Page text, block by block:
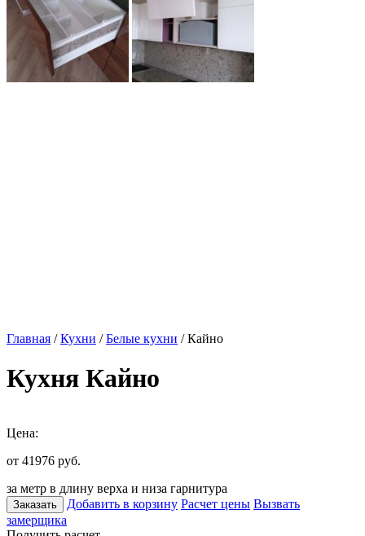
Главная /Кухни /Белые кухни / Кайно
Кухня Кайно
Цена:
от 41976 руб.
за метр в длину верха и низа гарнитура
Заказать Добавить в корзину Расчет цены Вызвать
замерщика